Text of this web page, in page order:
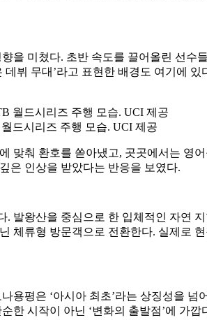
을 미쳤다. 초반 속도를 끌어올린 선
뷔 무대’라고 표현한 배경도 여기에
드시리즈 주행 모습. UCI 제공
맞춰 환호를 쏟아냈고, 곳곳에서는
은 인상을 받았다는 반응을 보였다.
발왕산을 중심으로 한 입체적인 자연
체류형 방문객으로 전환한다. 실제로
용평은 ‘아시아 최초’라는 상징성을
한 시작이 아닌 ‘변화의 출발점’에 가